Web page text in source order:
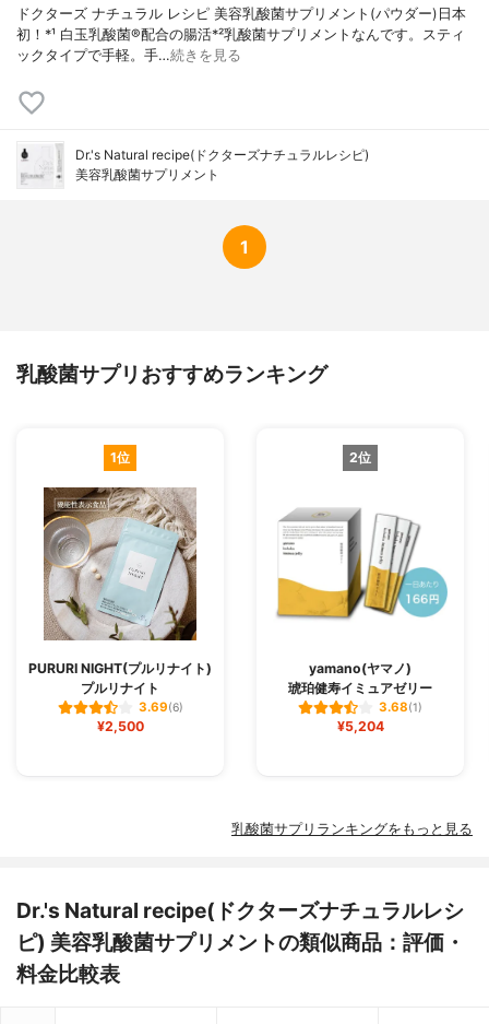
ドクターズ ナチュラル レシピ 美容乳酸菌サプリメント(パウダー)日本
初！*¹ 白玉乳酸菌®配合の腸活*²乳酸菌サプリメントなんです。スティ
ックタイプで手軽。手…続きを見る
Dr.'s Natural recipe(ドクターズナチュラルレシピ)
美容乳酸菌サプリメント
1
乳酸菌サプリおすすめランキング
1位
PURURI NIGHT(プルリナイト)
プルリナイト
3.69(6)
¥2,500
2位
yamano(ヤマノ)
琥珀健寿イミュアゼリー
3.68(1)
¥5,204
乳酸菌サプリランキングをもっと見る
Dr.'s Natural recipe(ドクターズナチュラルレシ
ピ) 美容乳酸菌サプリメントの類似商品：評価・
料金比較表